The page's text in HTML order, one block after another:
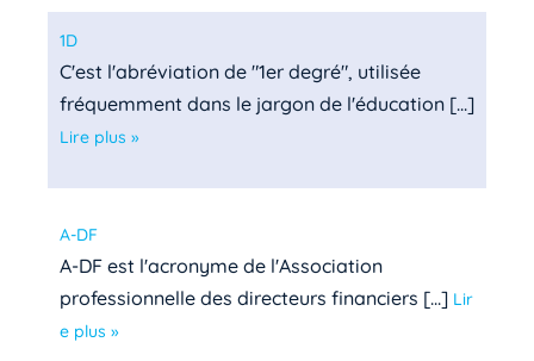
1D
C'est l'abréviation de "1er degré", utilisée
fréquemment dans le jargon de l'éducation [...]
Lire plus »
A-DF
A-DF est l'acronyme de l'Association
professionnelle des directeurs financiers [...] Lir
e plus »